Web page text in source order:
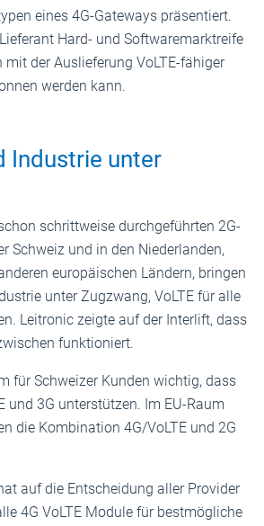
eines 4G-Gateways präsentiert.
Hard- und Softwaremarktreife
der Auslieferung VoLTE-fähiger
werden kann.
Industrie unter
schrittweise durchgeführten 2G-
Schweiz und in den Niederlanden,
europäischen Ländern, bringen
unter Zugzwang, VoLTE für alle
Leitronic zeigte auf der Interlift, dass
funktioniert.
für Schweizer Kunden wichtig, dass
und 3G unterstützen. Im EU-Raum
die Kombination 4G/VoLTE und 2G
auf die Entscheidung aller Provider
4G VoLTE Module für bestmögliche